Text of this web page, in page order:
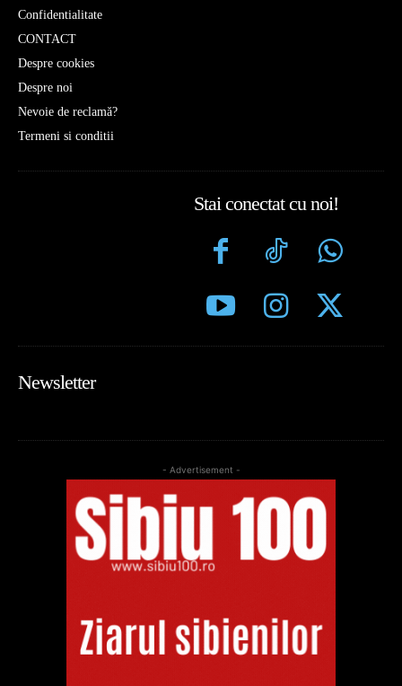
Confidentialitate
CONTACT
Despre cookies
Despre noi
Nevoie de reclamă?
Termeni si conditii
Stai conectat cu noi!
Newsletter
- Advertisement -